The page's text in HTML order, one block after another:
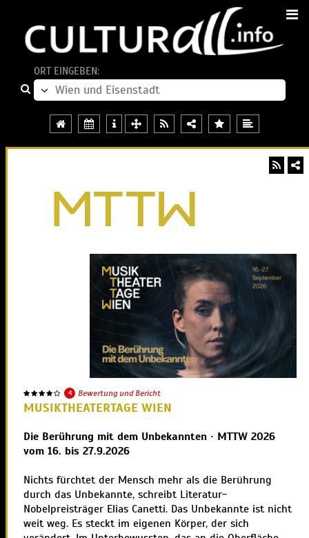
ORT EINGEBEN:
4 Bewertung und Bericht
MUSIKTHEATERTAGE WIEN
Die Berührung mit dem Unbekannten · MTTW 2026
vom 16. bis 27.9.2026
Nichts fürchtet der Mensch mehr als die Berührung
durch das Unbekannte, schreibt Literatur-
Nobelpreisträger Elias Canetti. Das Unbekannte ist nicht
weit weg. Es steckt im eigenen Körper, der sich